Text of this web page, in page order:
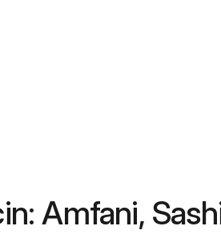
Amfani,